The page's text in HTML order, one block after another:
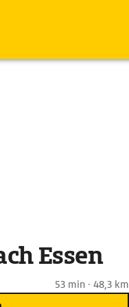
Essen
53 min · 48,3 km